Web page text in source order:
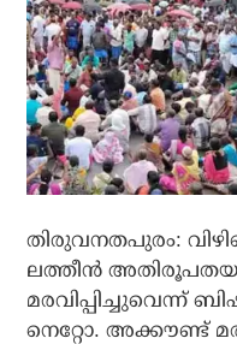
തിരുവനതപുരം:
ലത്തീൻ
മരവിപ്പിച്ചുവെന്ന്
നെറ്റോ. അക്കൗണ്ട്